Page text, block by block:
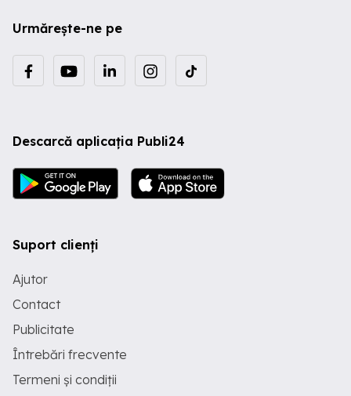
Urmărește-ne pe
Descarcă aplicația Publi24
Suport clienți
Ajutor
Contact
Publicitate
Întrebări frecvente
Termeni și condiții